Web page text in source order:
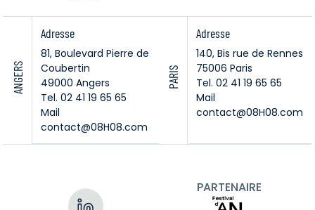
ANGERS
Adresse
81, Boulevard Pierre de
Coubertin
49000 Angers
Tel. 02 41 19 65 65
Mail
contact@08H08.com
PARIS
Adresse
140, Bis rue de Rennes
75006 Paris
Tel. 02 41 19 65 65
Mail
contact@08H08.com
PARTENAIRE